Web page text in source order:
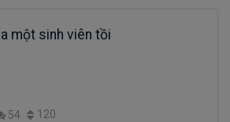
một sinh viên tồi
54 120